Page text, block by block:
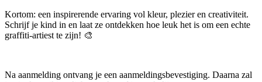
Kortom: een inspirerende ervaring vol kleur, plezier en creativiteit.
Schrijf je kind in en laat ze ontdekken hoe leuk het is om een echte
graffiti-artiest te zijn! 🎨
Na aanmelding ontvang je een aanmeldingsbevestiging. Daarna zal